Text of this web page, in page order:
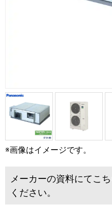
※画像はイメージです。
メーカーの資料にてこ
ください。